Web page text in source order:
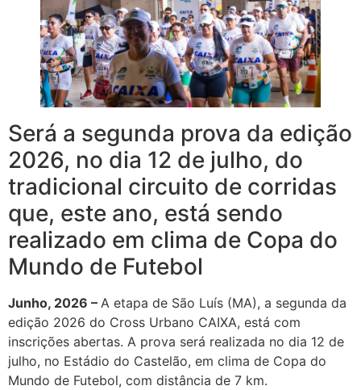
Será a segunda prova da edição
2026, no dia 12 de julho, do
tradicional circuito de corridas
que, este ano, está sendo
realizado em clima de Copa do
Mundo de Futebol
Junho, 2026 – A etapa de São Luís (MA), a segunda da
edição 2026 do Cross Urbano CAIXA, está com
inscrições abertas. A prova será realizada no dia 12 de
julho, no Estádio do Castelão, em clima de Copa do
Mundo de Futebol, com distância de 7 km.